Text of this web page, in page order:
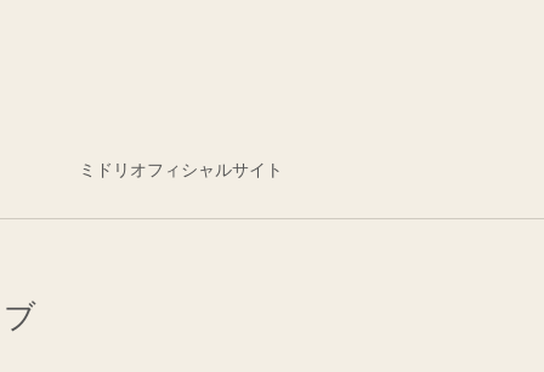
ミドリオフィシャルサイト
ブ